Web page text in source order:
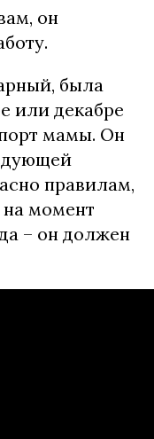
он
была
или декабре
мамы. Он
правилам,
на момент
– он должен